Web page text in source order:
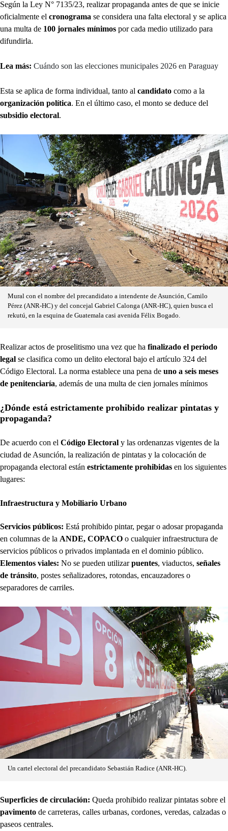
Según la Ley N° 7135/23, realizar propaganda antes de que se inicie
oficialmente el cronograma se considera una falta electoral y se aplica
una multa de 100 jornales mínimos por cada medio utilizado para
difundirla.
Lea más: Cuándo son las elecciones municipales 2026 en Paraguay
Esta se aplica de forma individual, tanto al candidato como a la
organización política. En el último caso, el monto se deduce del
subsidio electoral.
Mural con el nombre del precandidato a intendente de Asunción, Camilo
Pérez (ANR-HC) y del concejal Gabriel Calonga (ANR-HC), quien busca el
rekutú, en la esquina de Guatemala casi avenida Félix Bogado.
Realizar actos de proselitismo una vez que ha finalizado el periodo
legal se clasifica como un delito electoral bajo el artículo 324 del
Código Electoral. La norma establece una pena de uno a seis meses
de penitenciaría, además de una multa de cien jornales mínimos
¿Dónde está estrictamente prohibido realizar pintatas y
propaganda?
De acuerdo con el Código Electoral y las ordenanzas vigentes de la
ciudad de Asunción, la realización de pintatas y la colocación de
propaganda electoral están estrictamente prohibidas en los siguientes
lugares:
Infraestructura y Mobiliario Urbano
Servicios públicos: Está prohibido pintar, pegar o adosar propaganda
en columnas de la ANDE, COPACO o cualquier infraestructura de
servicios públicos o privados implantada en el dominio público.
Elementos viales: No se pueden utilizarpuentes, viaductos, señales
de tránsito, postes señalizadores, rotondas, encauzadores o
separadores de carriles.
Un cartel electoral del precandidato Sebastián Radice (ANR-HC).
Superficies de circulación: Queda prohibido realizar pintatas sobre el
pavimento de carreteras, calles urbanas, cordones, veredas, calzadas o
paseos centrales.